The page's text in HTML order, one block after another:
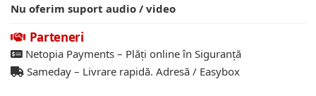
Nu oferim suport audio / video
Parteneri
Netopia Payments – Plăți online în Siguranță
Sameday – Livrare rapidă. Adresă / Easybox